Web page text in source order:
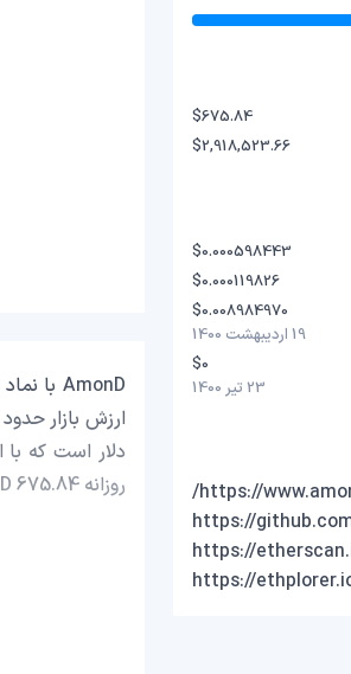
$675.84
$2,918,523.66
$0.000598443
$0.000119826
$0.008984970
19 اردیبهشت 1400
$0
23 تیر 1400
https://
https://
روزانه AmonD 675.84 دلار است و قیمت AmonD در 24 ساعت اخیر، -1.50 کاهش داشته است.